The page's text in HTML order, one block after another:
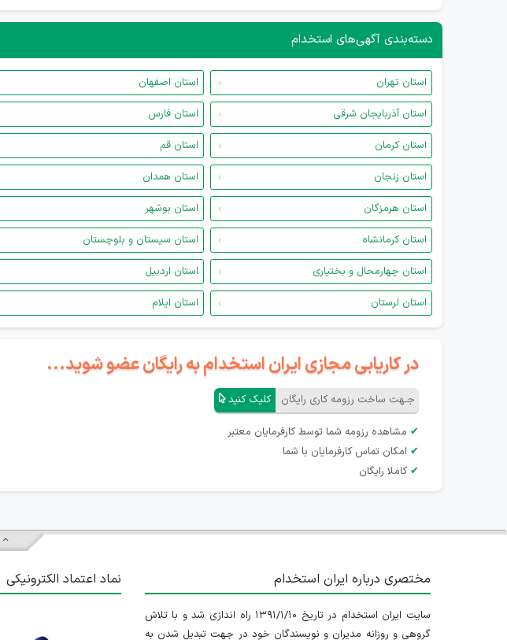
دسته‌بندی آگهی‌های استخدام
استان تهران استان اصفهان
استان آذربایجان شرقی
استان فارس
استان کرمان
استان قم
استان زنجان
استان همدان
استان هرمزگان
استان بوشهر
استان کرمانشاه
استان سیستان و بلوچستان
استان چهارمحال و بختیاری
استان اردبیل
استان لرستان
استان ایلام
در کاریابی مجازی ایران استخدام به رایگان عضو شوید...
جـهت ساخت رزومه کاری رایگان کلیک کنید
✔ مشاهده رزومه شما توسط کارفرمایان معتبر
✔ امکان تماس کارفرمایان با شما
✔ کاملا رایگان
مختصری درباره ایران استخدام
سایت ایران استخدام در تاریخ ۱۳۹۱/۱/۱۰ راه اندازی شد و با تلاش
گروهی و روزانه مدیران و نویسندگان خود در جهت تبدیل شدن به
نماد اعتماد الکترونیکی